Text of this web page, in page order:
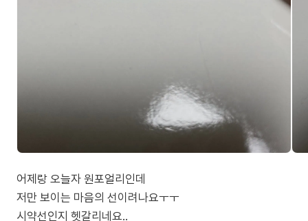
어제랑 오늘자 원포얼리인데
저만 보이는 마음의 선이려나요ㅜㅜ
시약선인지 헷갈리네요..